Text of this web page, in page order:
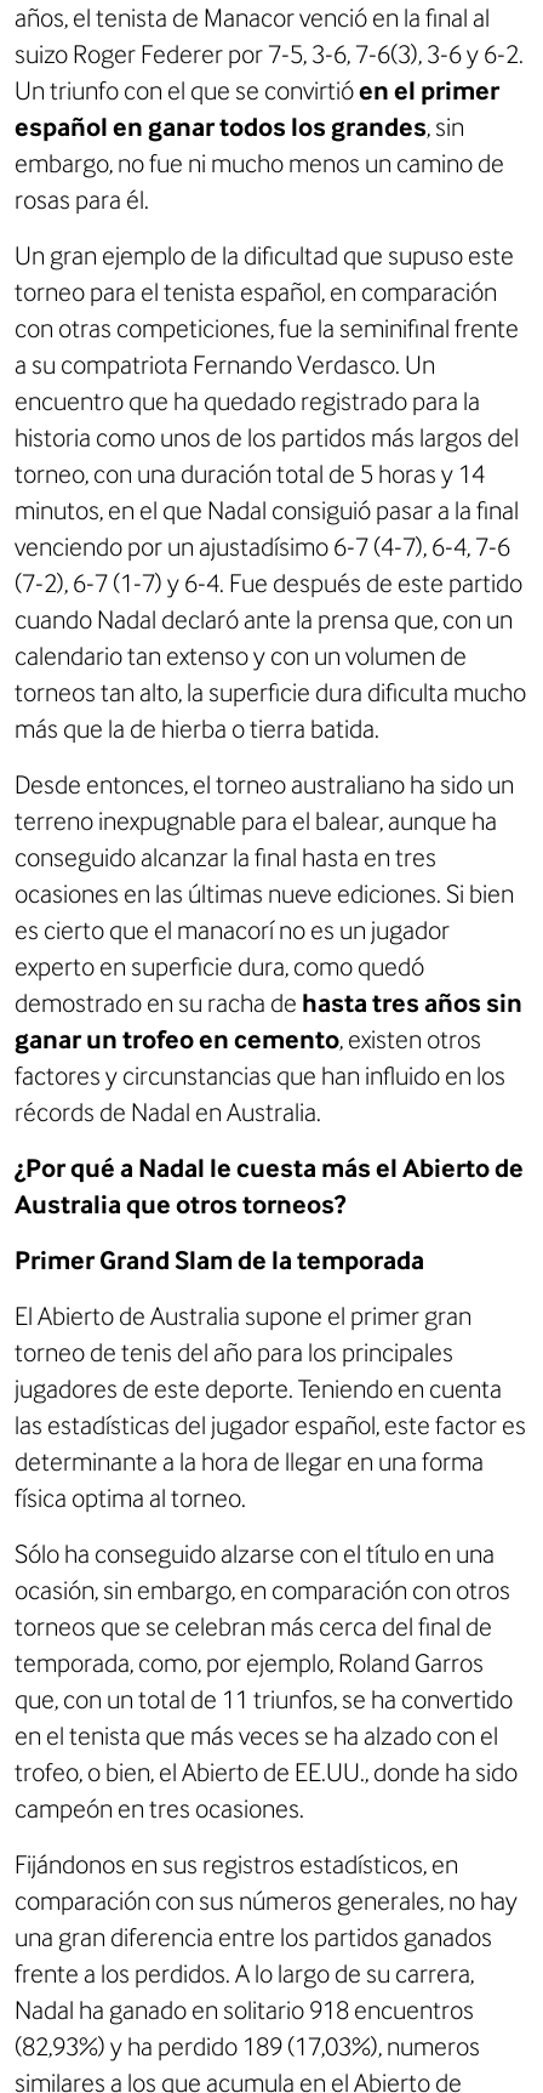
años, el tenista de Manacor venció en la final al
suizo Roger Federer por 7-5, 3-6, 7-6(3), 3-6 y 6-2.
Un triunfo con el que se convirtióen el primer
español en ganar todos los grandes, sin
embargo, no fue ni mucho menos un camino de
rosas para él.
Un gran ejemplo de la dificultad que supuso este
torneo para el tenista español, en comparación
con otras competiciones, fue la seminifinal frente
a su compatriota Fernando Verdasco. Un
encuentro que ha quedado registrado para la
historia como unos de los partidos más largos del
torneo, con una duración total de 5 horas y 14
minutos, en el que Nadal consiguió pasar a la final
venciendo por un ajustadísimo 6-7 (4-7), 6-4, 7-6
(7-2), 6-7 (1-7) y 6-4. Fue después de este partido
cuando Nadal declaró ante la prensa que, con un
calendario tan extenso y con un volumen de
torneos tan alto, la superficie dura dificulta mucho
más que la de hierba o tierra batida.
Desde entonces, el torneo australiano ha sido un
terreno inexpugnable para el balear, aunque ha
conseguido alcanzar la final hasta en tres
ocasiones en las últimas nueve ediciones. Si bien
es cierto que el manacorí no es un jugador
experto en superficie dura, como quedó
demostrado en su racha de hasta tres años sin
ganar un trofeo en cemento, existen otros
factores y circunstancias que han influido en los
récords de Nadal en Australia.
¿Por qué a Nadal le cuesta más el Abierto de
Australia que otros torneos?
Primer Grand Slam de la temporada
El Abierto de Australia supone el primer gran
torneo de tenis del año para los principales
jugadores de este deporte. Teniendo en cuenta
las estadísticas del jugador español, este factor es
determinante a la hora de llegar en una forma
física optima al torneo.
Sólo ha conseguido alzarse con el título en una
ocasión, sin embargo, en comparación con otros
torneos que se celebran más cerca del final de
temporada, como, por ejemplo, Roland Garros
que, con un total de 11 triunfos, se ha convertido
en el tenista que más veces se ha alzado con el
trofeo, o bien, el Abierto de EE.UU., donde ha sido
campeón en tres ocasiones.
Fijándonos en sus registros estadísticos, en
comparación con sus números generales, no hay
una gran diferencia entre los partidos ganados
frente a los perdidos. A lo largo de su carrera,
Nadal ha ganado en solitario 918 encuentros
(82,93%) y ha perdido 189 (17,03%), numeros
similares a los que acumula en el Abierto de